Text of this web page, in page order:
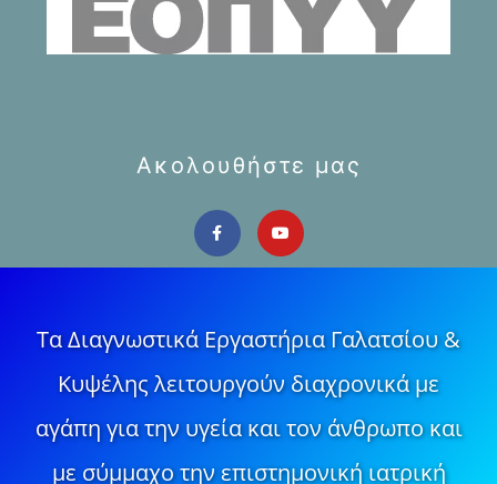
Ακολουθήστε μας
Τα Διαγνωστικά Εργαστήρια Γαλατσίου &
Κυψέλης λειτουργούν διαχρονικά με
αγάπη για την υγεία και τον άνθρωπο και
με σύμμαχο την επιστημονική ιατρική